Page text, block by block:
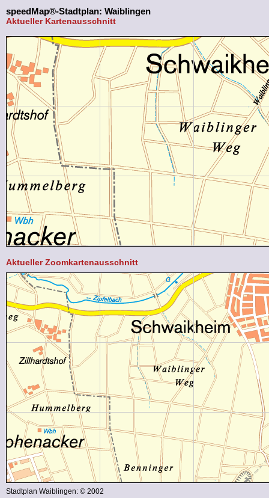
speedMap®-Stadtplan: Waiblingen
Aktueller Kartenausschnitt
Aktueller Zoomkartenausschnitt
Stadtplan Waiblingen: © 2002